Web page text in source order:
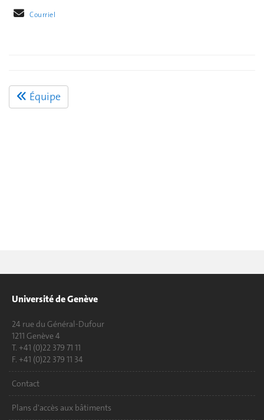
Courriel
Équipe
Université de Genève
24 rue du Général-Dufour
1211 Genève 4
T. +41 (0)22 379 71 11
F. +41 (0)22 379 11 34
Contact
Plans d'accès aux bâtiments